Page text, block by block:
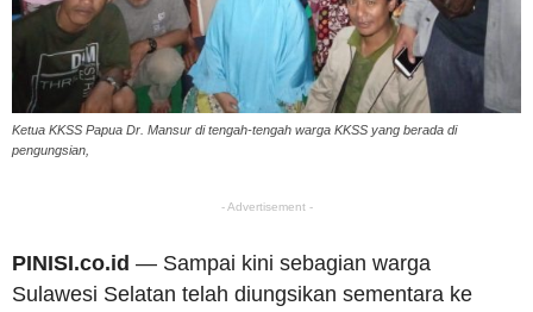
Ketua KKSS Papua Dr. Mansur di tengah-tengah warga KKSS yang berada di
pengungsian,
- Advertisement -
PINISI.co.id — Sampai kini sebagian warga
Sulawesi Selatan telah diungsikan sementara ke